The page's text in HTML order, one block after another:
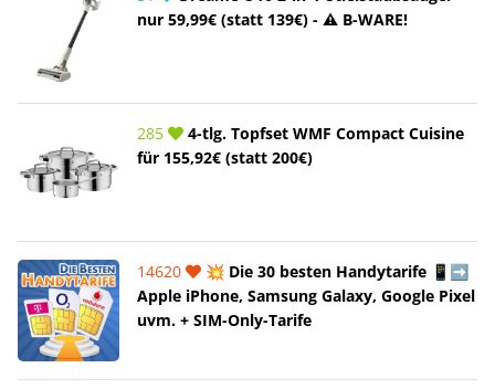
nur 59,99€ (statt 139€) - ⚠️ B-WARE!
285
4-tlg. Topfset WMF Compact Cuisine
für 155,92€ (statt 200€)
14620
💥 Die 30 besten Handytarife 📱➡️
Apple iPhone, Samsung Galaxy, Google Pixel
uvm. + SIM-Only-Tarife